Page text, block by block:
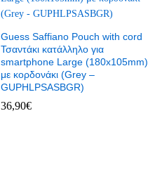
Guess Saffiano Pouch with cord
Τσαντάκι κατάλληλο για
smartphone Large (180x105mm)
με κορδονάκι (Grey –
GUPHLPSASBGR)
36,90€